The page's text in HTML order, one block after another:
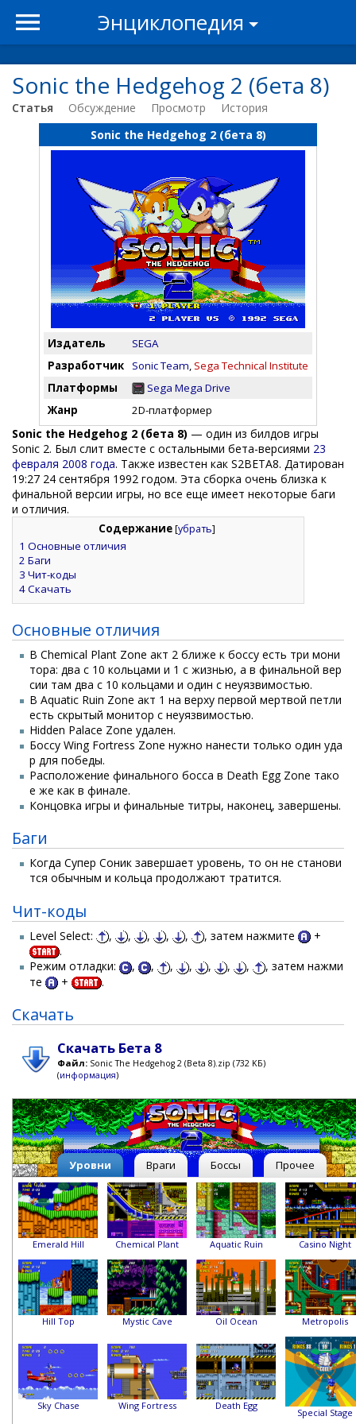
Энциклопедия
Sonic the Hedgehog 2 (бета 8)
Статья Обсуждение Просмотр
История
Sonic the Hedgehog 2 (бета 8)
Издатель
SEGA
Разработчик
Sonic Team, Sega Technical Institute
Платформы
Sega Mega Drive
Жанр
2D-платформер
Sonic the Hedgehog 2 (бета 8) — один из билдов игры
Sonic 2. Был слит вместе с остальными бета-версиями 23
февраля 2008 года. Также известен как S2BETA8. Датирован
19:27 24 сентября 1992 годом. Эта сборка очень близка к
финальной версии игры, но все еще имеет некоторые баги
и отличия.
Содержание[убрать]
1 Основные отличия
2 Баги
3 Чит-коды
4Скачать
Основные отличия
В Chemical Plant Zone акт 2 ближе к боссу есть три мони
тора: два с 10 кольцами и 1 с жизнью, а в финальной вер
сии там два с 10 кольцами и один с неуязвимостью.
В Aquatic Ruin Zone акт 1 на верху первой мертвой петли
есть скрытый монитор с неуязвимостью.
Hidden Palace Zone удален.
Боссу Wing Fortress Zone нужно нанести только один уда
р для победы.
Расположение финального босса в Death Egg Zone тако
е же как в финале.
Концовка игры и финальные титры, наконец, завершены.
Баги
Когда Супер Соник завершает уровень, то он не станови
тся обычным и кольца продолжают тратится.
Чит-коды
Level Select: , , , , , , затем нажмите
+
.
Режим отладки:
, , , , , , ,
, затем нажми
те
+ .
Скачать
Скачать Бета 8
Файл: Sonic The Hedgehog 2 (Beta 8).zip (732 KБ)
(информация)
Уровни Враги Боссы Прочее
Emerald Hill Chemical Plant Aquatic Ruin Casino Night
Hill Top Mystic Cave Oil Ocean Metropolis
Sky Chase Wing Fortress Death Egg
Special Stage